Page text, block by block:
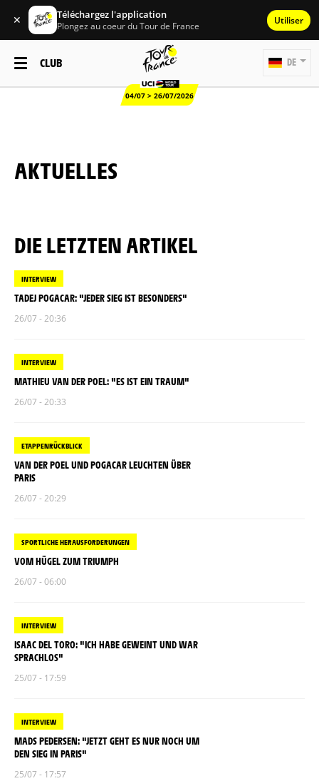
✕ Téléchargez l'application
Plongez au coeur du Tour de France Utiliser
CLUB
04/07 > 26/07/2026
DE
AKTUELLES
DIE LETZTEN ARTIKEL
INTERVIEW
TADEJ POGACAR: "JEDER SIEG IST BESONDERS"
26/07 - 20:36
INTERVIEW
MATHIEU VAN DER POEL: "ES IST EIN TRAUM"
26/07 - 20:33
ETAPPENRÜCKBLICK
VAN DER POEL UND POGACAR LEUCHTEN ÜBER
PARIS
26/07 - 20:29
SPORTLICHE HERAUSFORDERUNGEN
VOM HÜGEL ZUM TRIUMPH
26/07 - 06:00
INTERVIEW
ISAAC DEL TORO: "ICH HABE GEWEINT UND WAR
SPRACHLOS"
25/07 - 17:59
INTERVIEW
MADS PEDERSEN: "JETZT GEHT ES NUR NOCH UM
DEN SIEG IN PARIS"
25/07 - 17:57